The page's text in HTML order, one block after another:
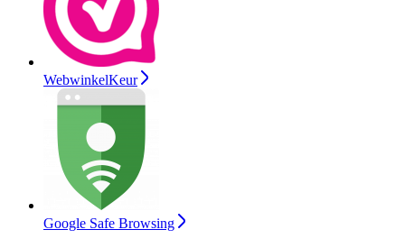
WebwinkelKeur
Google Safe Browsing